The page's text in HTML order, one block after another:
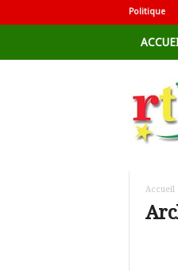
Politique
d
i
Accueil